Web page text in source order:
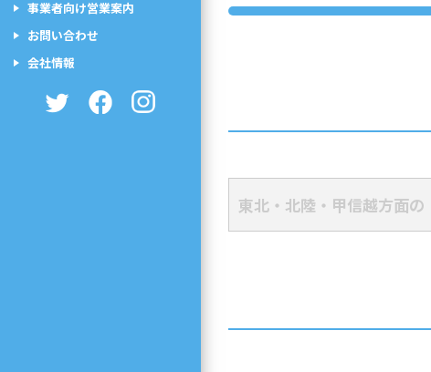
事業者向け営業案内
お問い合わせ
会社情報
東北・北陸・甲信越方面